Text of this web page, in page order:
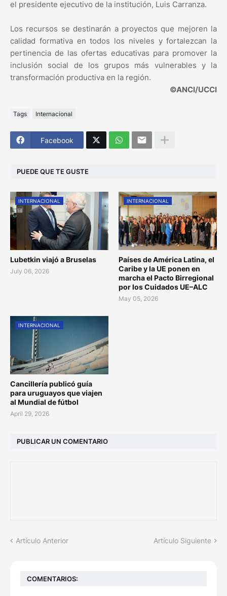
el presidente ejecutivo de la institución, Luis Carranza.
Los recursos se destinarán a proyectos que mejoren la
calidad formativa en todos los niveles y fortalezcan la
pertinencia de las ofertas educativas para promover la
inclusión social de los grupos más vulnerables y la
transformación productiva en la región.
©ANCI/UCCI
Tags Internacional
Facebook
PUEDE QUE TE GUSTE
INTERNACIONAL
Lubetkin viajó a Bruselas
July 06, 2026
INTERNACIONAL
Países de América Latina, el
Caribe y la UE ponen en
marcha el Pacto Birregional
por los Cuidados UE–ALC
May 05, 2026
INTERNACIONAL
Cancillería publicó guía
para uruguayos que viajen
al Mundial de fútbol
April 29, 2026
PUBLICAR UN COMENTARIO
Artículo Anterior Artículo Siguiente
COMENTARIOS: